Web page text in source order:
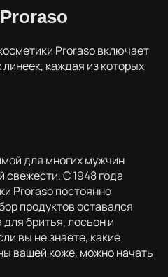
Proraso включает
каждая из которых
для многих мужчин
свежести. С 1948 года
Proraso постоянно
продуктов оставался
бритья, лосьон и
вы не знаете, какие
вашей коже, можно начать